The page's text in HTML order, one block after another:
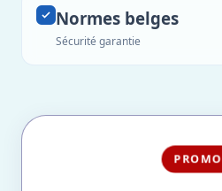
Normes belges
Sécurité garantie
PROMO